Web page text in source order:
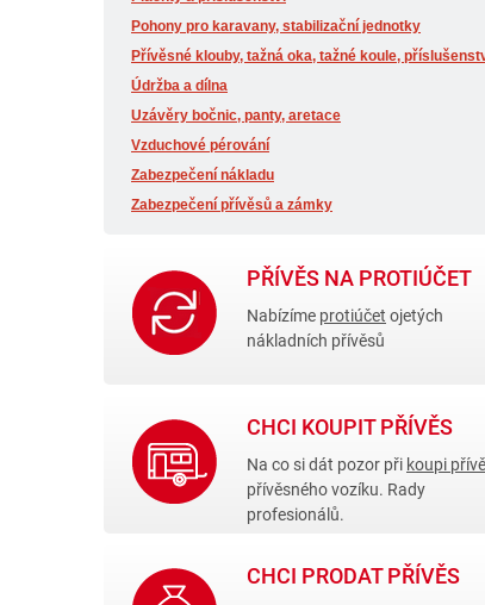
Pohony pro karavany, stabilizační jednotky
Přívěsné klouby, tažná oka, tažné koule,
Údržba a dílna
Uzávěry bočnic, panty, aretace
Vzduchové pérování
Zabezpečení nákladu
Zabezpečení přívěsů a zámky
PŘÍVĚS NA PROTIÚČET
Nabízíme protiúčet ojetých
nákladních přívěsů
CHCI KOUPIT PŘÍVĚS
Na co si dát pozor při koupi
přívěsného vozíku. Rady
profesionálů.
CHCI PRODAT PŘÍVĚS